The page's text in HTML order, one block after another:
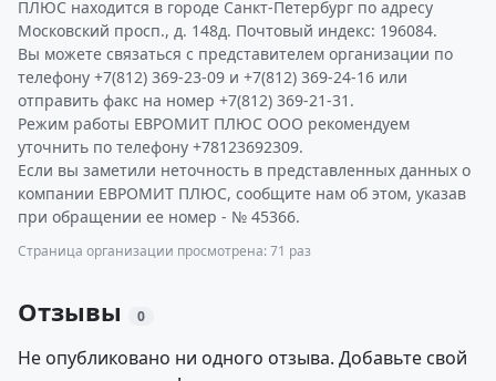
ПЛЮС находится в городе Санкт-Петербург по адресу
Московский просп., д. 148д. Почтовый индекс: 196084.
Вы можете связаться с представителем организации по
телефону +7(812) 369-23-09 и +7(812) 369-24-16 или
отправить факс на номер +7(812) 369-21-31.
Режим работы ЕВРОМИТ ПЛЮС ООО рекомендуем
уточнить по телефону +78123692309.
Если вы заметили неточность в представленных данных о
компании ЕВРОМИТ ПЛЮС, сообщите нам об этом, указав
при обращении ее номер - № 45366.
Страница организации просмотрена: 71 раз
Отзывы 0
Не опубликовано ни одного отзыва. Добавьте свой